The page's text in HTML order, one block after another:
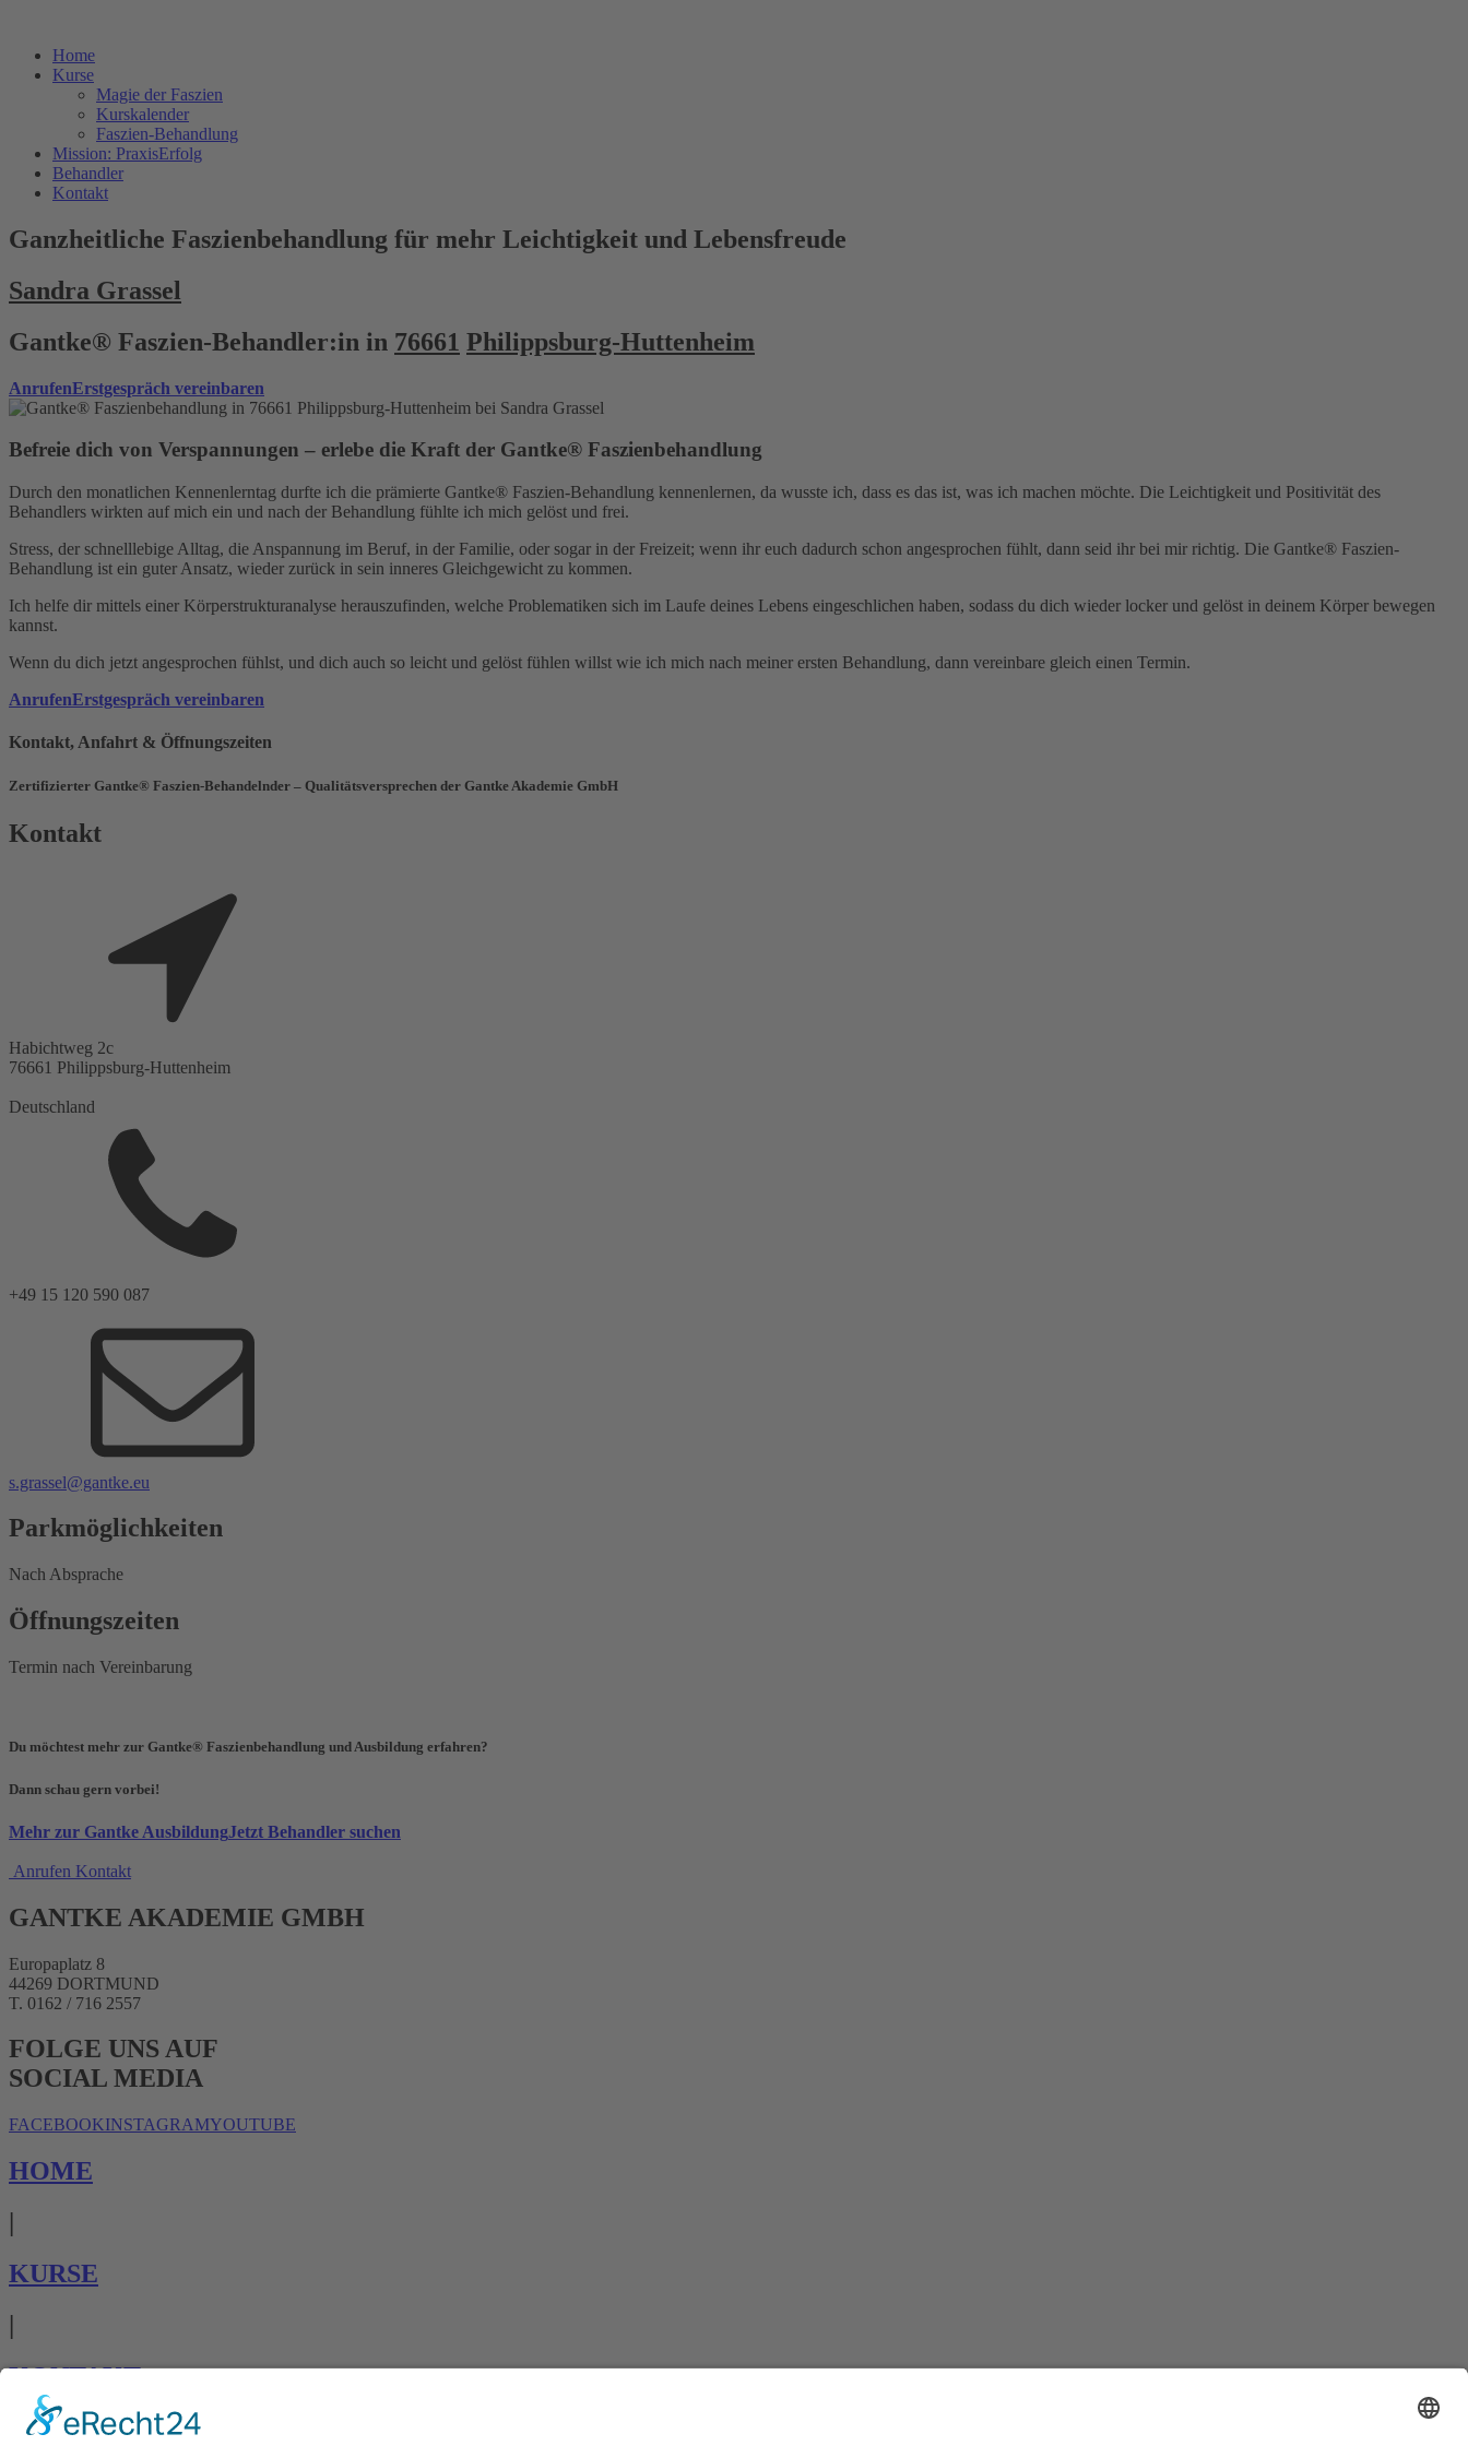
Home
Kurse
Magie der Faszien
Kurskalender
Faszien-Behandlung
Mission: PraxisErfolg
Behandler
Kontakt
Ganzheitliche Faszienbehandlung für mehr Leichtigkeit und Lebensfreude
Sandra Grassel
Gantke® Faszien-Behandler:in in 76661 Philippsburg-Huttenheim
AnrufenErstgespräch vereinbaren
Befreie dich von Verspannungen – erlebe die Kraft der Gantke® Faszienbehandlung
Durch den monatlichen Kennenlerntag durfte ich die prämierte Gantke® Faszien-Behandlung kennenlernen, da wusste ich, dass es das ist, was ich machen möchte. Die Leichtigkeit und Positivität des
Behandlers wirkten auf mich ein und nach der Behandlung fühlte ich mich gelöst und frei.
Stress, der schnelllebige Alltag, die Anspannung im Beruf, in der Familie, oder sogar in der Freizeit; wenn ihr euch dadurch schon angesprochen fühlt, dann seid ihr bei mir richtig. Die Gantke® Faszien-
Behandlung ist ein guter Ansatz, wieder zurück in sein inneres Gleichgewicht zu kommen.
Ich helfe dir mittels einer Körperstrukturanalyse herauszufinden, welche Problematiken sich im Laufe deines Lebens eingeschlichen haben, sodass du dich wieder locker und gelöst in deinem Körper bewegen
kannst.
Wenn du dich jetzt angesprochen fühlst, und dich auch so leicht und gelöst fühlen willst wie ich mich nach meiner ersten Behandlung, dann vereinbare gleich einen Termin.
AnrufenErstgespräch vereinbaren
Kontakt, Anfahrt & Öffnungszeiten
Zertifizierter Gantke® Faszien-Behandelnder – Qualitätsversprechen der Gantke Akademie GmbH
Kontakt
Habichtweg 2c
76661 Philippsburg-Huttenheim
Deutschland
+49 15 120 590 087
s.grassel@gantke.eu
Parkmöglichkeiten
Nach Absprache
Öffnungszeiten
Termin nach Vereinbarung
Du möchtest mehr zur Gantke® Faszienbehandlung und Ausbildung erfahren?
Dann schau gern vorbei!
Mehr zur Gantke AusbildungJetzt Behandler suchen
Anrufen Kontakt
GANTKE AKADEMIE GMBH
Europaplatz 8
44269 DORTMUND
T. 0162 / 716 2557
FOLGE UNS AUF
SOCIAL MEDIA
FACEBOOKINSTAGRAMYOUTUBE
HOME
KURSE
|
KONTAKT
AGB AKADEMIE